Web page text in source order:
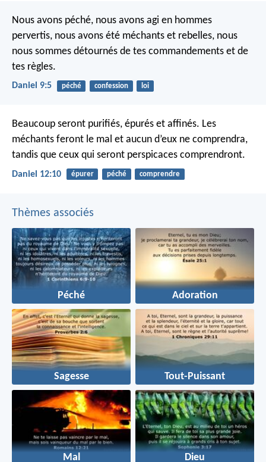
Nous avons péché, nous avons agi en hommes
pervertis, nous avons été méchants et rebelles, nous
nous sommes détournés de tes commandements et de
tes règles.
Daniel 9:5 péché confession loi
Beaucoup seront purifiés, épurés et affinés. Les
méchants feront le mal et aucun d’eux ne comprendra,
tandis que ceux qui seront perspicaces comprendront.
Daniel 12:10 épurer péché comprendre
Thèmes associés
Péché Adoration
Sagesse Tout-Puissant
Mal Dieu